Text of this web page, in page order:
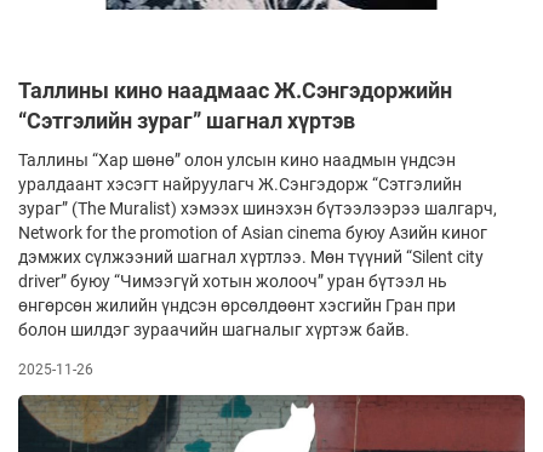
Таллины кино наадмаас Ж.Сэнгэдоржийн
“Сэтгэлийн зураг” шагнал хүртэв
Таллины “Хар шөнө” олон улсын кино наадмын үндсэн
уралдаант хэсэгт найруулагч Ж.Сэнгэдорж “Сэтгэлийн
зураг” (The Muralist) хэмээх шинэ­хэн бүтээлээрээ шалгарч,
Network for the promotion of Asian cinema буюу Азийн киног
дэмжих сүлжээний шагнал хүртлээ. Мөн түүний “Silent city
driver” буюу “Чимээгүй хотын жолооч” уран бүтээл нь
өнгөрсөн жилийн үндсэн өрсөлдөөнт хэсгийн Гран при
болон шилдэг зураачийн шагналыг хүртэж байв.
2025-11-26